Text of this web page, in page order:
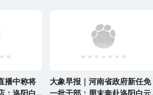
播中称将
大象早报｜河南省政府新任免